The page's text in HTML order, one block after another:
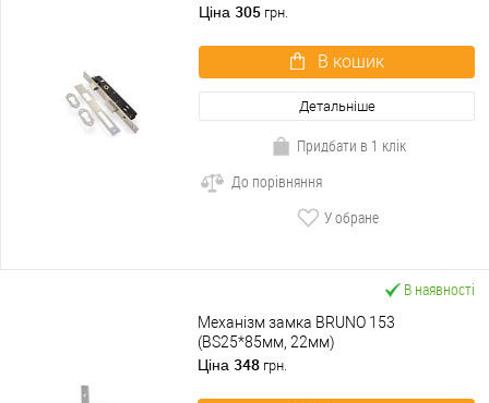
Ціна 305 грн.
В кошик
Детальніше
Придбати в 1 клік
До порівняння
У обране
В наявності
Механізм замка BRUNO 153
(BS25*85мм, 22мм)
Ціна 348 грн.